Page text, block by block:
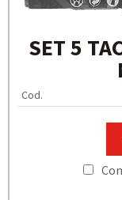
SET 5
Cod.